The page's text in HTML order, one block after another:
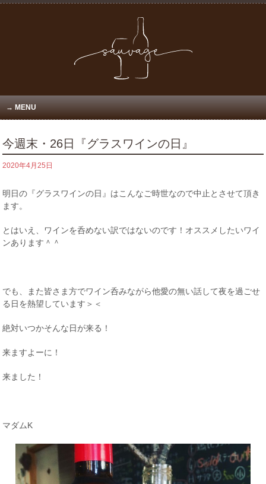
MENU
今週末・26日『グラスワインの日』
2020年4月25日
明日の『グラスワインの日』はこんなご時世なので中止とさせて頂き
ます。
とはいえ、ワインを呑めない訳ではないのです！オススメしたいワイ
ンあります＾＾
でも、また皆さま方でワイン呑みながら他愛の無い話して夜を過ごせ
る日を熱望しています＞＜
絶対いつかそんな日が来る！
来ますよーに！
来ました！
マダムK